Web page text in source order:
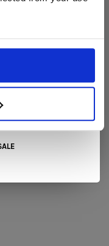
u een vriendelijke
te stellen, met de
op en ontdek de
Sale van Snip
voor je klaar!